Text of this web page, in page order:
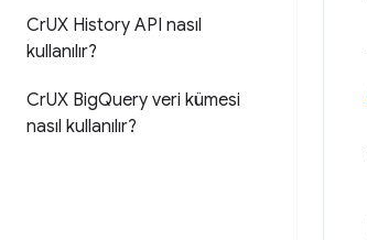
CrUX History API nasıl
kullanılır?
CrUX BigQuery veri kümesi
nasıl kullanılır?